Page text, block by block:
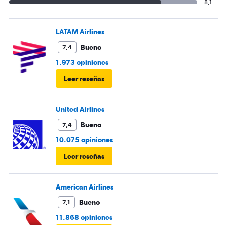
8,1
LATAM Airlines
7,4
Bueno
1.973 opiniones
Leer reseñas
United Airlines
7,4
Bueno
10.075 opiniones
Leer reseñas
American Airlines
7,1
Bueno
11.868 opiniones